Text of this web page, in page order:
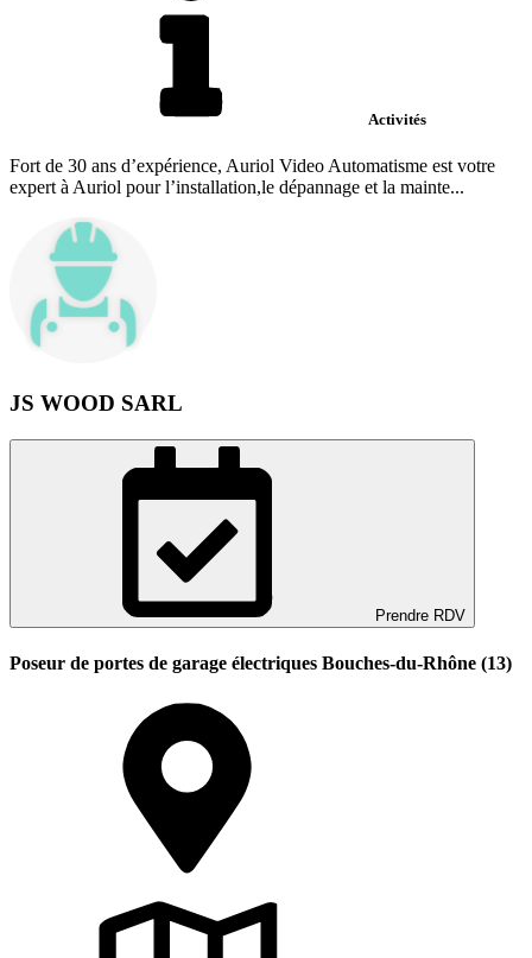
Activités
Fort de 30 ans d’expérience, Auriol Video Automatisme est votre
expert à Auriol pour l’installation,le dépannage et la mainte...
JS WOOD SARL
Prendre RDV
Poseur de portes de garage électriques Bouches-du-Rhône (13)